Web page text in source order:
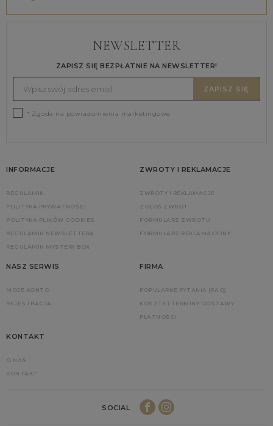
NEWSLETTER
ZAPISZ SIĘ BEZPŁATNIE NA NEWSLETTER!
ZAPISZ SIĘ
* Zgoda na powiadomienia marketingowe
INFORMACJE
REGULAMIN
POLITYKA PRYWATNOŚCI
POLITYKA PLIKÓW COOKIES
REGULAMIN NEWSLETTERA
REGULAMIN MYSTERY BOX
ZWROTY I REKLAMACJE
ZWROTY I REKLAMACJE
ZGŁOŚ ZWROT
FORMULARZ ZWROTU
FORMULARZ REKLAMACYJNY
NASZ SERWIS
MOJE KONTO
REJESTRACJA
FIRMA
POPULARNE PYTANIA (FAQ)
KOSZTY I TERMINY DOSTAWY
PŁATNOŚCI
KONTAKT
O NAS
KONTAKT
SOCIAL